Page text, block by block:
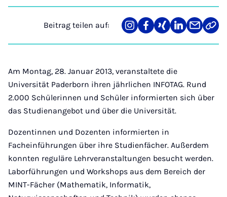
Beitrag teilen auf:
Teilen
auf
Teilen
auf
Teilen
auf
Teilen
auf
Teilen
über
Link
Am Montag, 28. Januar 2013, veranstaltete die
Universität Paderborn ihren jährlichen INFOTAG. Rund
2.000 Schülerinnen und Schüler informierten sich über
das Studienangebot und über die Universität.
Dozentinnen und Dozenten informierten in
Facheinführungen über ihre Studienfächer. Außerdem
konnten reguläre Lehrveranstaltungen besucht werden.
Laborführungen und Workshops aus dem Bereich der
MINT-Fächer (Mathematik, Informatik,